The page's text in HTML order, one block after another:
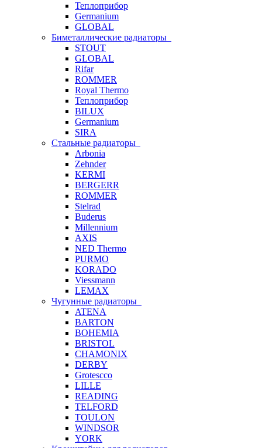
Теплоприбор
Germanium
GLOBAL
Биметаллические радиаторы
STOUT
GLOBAL
Rifar
ROMMER
Royal Thermo
Теплоприбор
BILUX
Germanium
SIRA
Стальные радиаторы
Arbonia
Zehnder
KERMI
BERGERR
ROMMER
Stelrad
Buderus
Millennium
AXIS
NED Thermo
PURMO
KORADO
Viessmann
LEMAX
Чугунные радиаторы
ATENA
BARTON
BOHEMIA
BRISTOL
CHAMONIX
DERBY
Grotescco
LILLE
READING
TELFORD
TOULON
WINDSOR
YORK